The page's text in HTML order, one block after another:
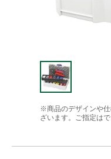
※商品のデザインや
ざいます。ご指定は